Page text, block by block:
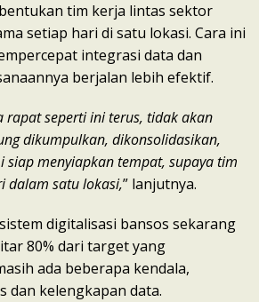
tim kerja lintas sektor
setiap hari di satu lokasi. Cara ini
integrasi data dan
berjalan lebih efektif.
rapat seperti ini terus, tidak akan
dikumpulkan, dikonsolidasikan,
siap menyiapkan tempat, supaya tim
dalam satu lokasi,” lanjutnya.
digitalisasi bansos sekarang
80% dari target yang
ada beberapa kendala,
dan kelengkapan data.